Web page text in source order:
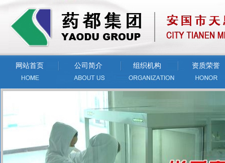
网站首页 公司简介 组织机构 资质荣誉